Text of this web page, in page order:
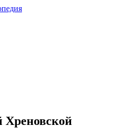
Хреновской